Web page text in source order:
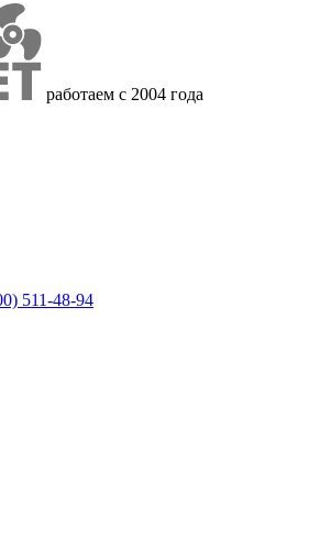
работаем с 2004 года
511-48-94